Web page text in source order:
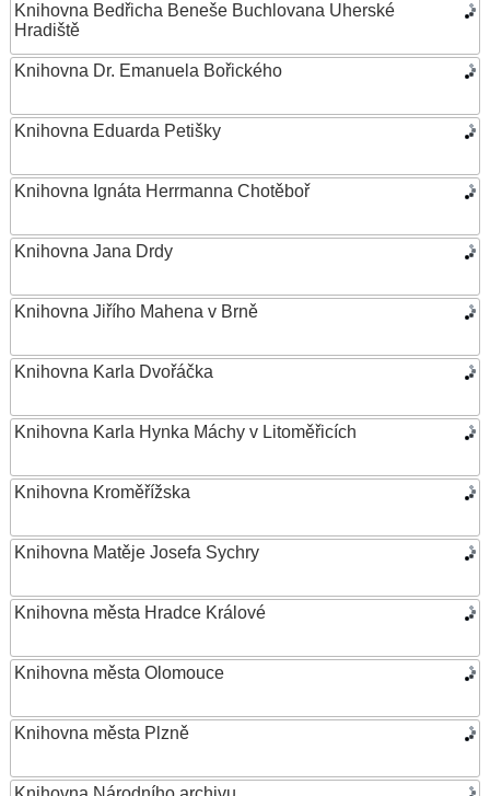
Knihovna Bedřicha Beneše Buchlovana Uherské
Hradiště
Knihovna Dr. Emanuela Bořického
Knihovna Eduarda Petišky
Knihovna Ignáta Herrmanna Chotěboř
Knihovna Jana Drdy
Knihovna Jiřího Mahena v Brně
Knihovna Karla Dvořáčka
Knihovna Karla Hynka Máchy v Litoměřicích
Knihovna Kroměřížska
Knihovna Matěje Josefa Sychry
Knihovna města Hradce Králové
Knihovna města Olomouce
Knihovna města Plzně